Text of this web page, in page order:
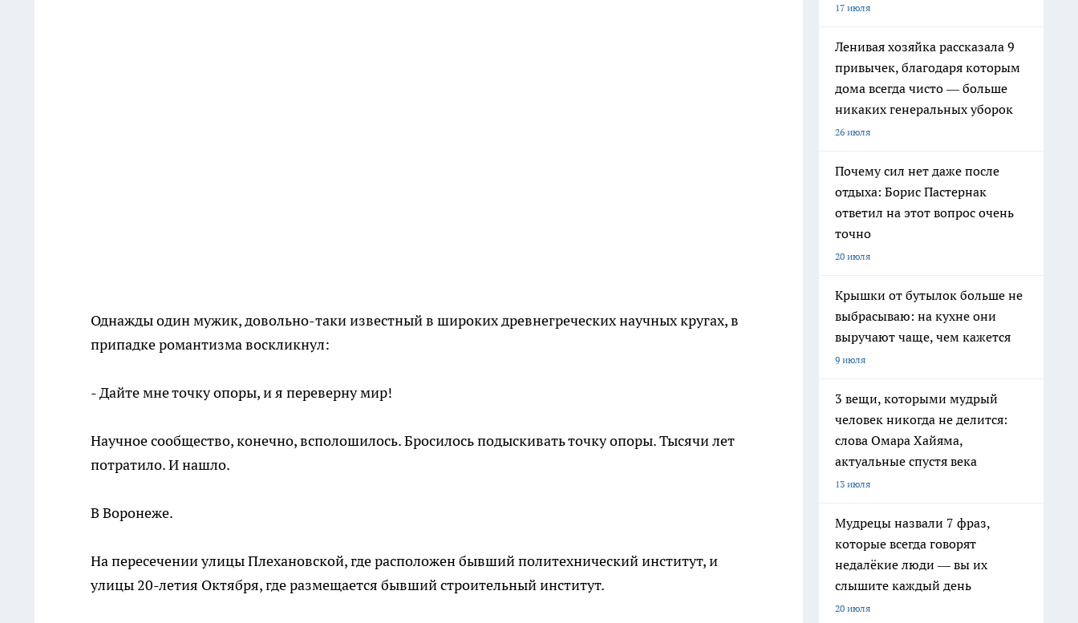
Однажды один мужик, довольно-таки известный в широких древнегреческих научных кругах, в
припадке романтизма воскликнул:
- Дайте мне точку опоры, и я переверну мир!
Научное сообщество, конечно, всполошилось. Бросилось подыскивать точку опоры. Тысячи лет
потратило. И нашло.
В Воронеже.
На пересечении улицы Плехановской, где расположен бывший политехнический институт, и
улицы 20-летия Октября, где размещается бывший строительный институт.
17 июля
Ленивая хозяйка рассказала 9
привычек, благодаря которым
дома всегда чисто — больше
никаких генеральных уборок
26 июля
Почему сил нет даже после
отдыха: Борис Пастернак
ответил на этот вопрос очень
точно
20 июля
Крышки от бутылок больше не
выбрасываю: на кухне они
выручают чаще, чем кажется
9 июля
3 вещи, которыми мудрый
человек никогда не делится:
слова Омара Хайяма,
актуальные спустя века
13 июля
Мудрецы назвали 7 фраз,
которые всегда говорят
недалёкие люди — вы их
слышите каждый день
20 июля